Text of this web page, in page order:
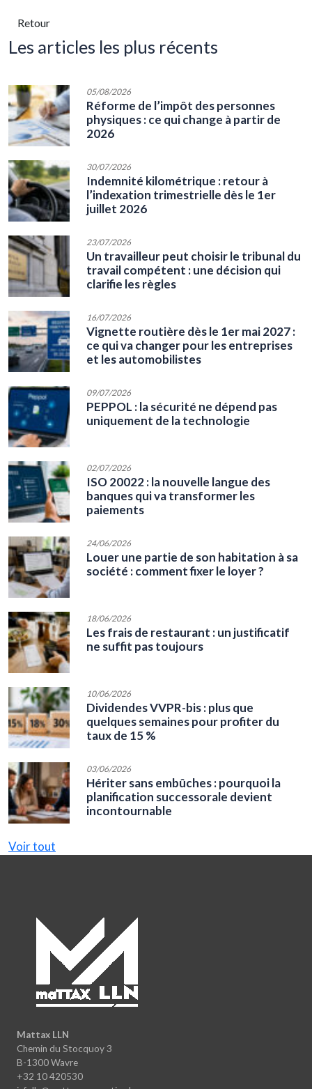
Retour
les articles les plus récents
05/08/2026
Réforme de l’impôt des personnes
physiques : ce qui change à partir de
2026
30/07/2026
Indemnité kilométrique : retour à
l’indexation trimestrielle dès le 1er
juillet 2026
23/07/2026
Un travailleur peut choisir le tribunal du
travail compétent : une décision qui
clarifie les règles
16/07/2026
Vignette routière dès le 1er mai 2027 :
ce qui va changer pour les entreprises
et les automobilistes
09/07/2026
PEPPOL : la sécurité ne dépend pas
uniquement de la technologie
02/07/2026
ISO 20022 : la nouvelle langue des
banques qui va transformer les
paiements
24/06/2026
Louer une partie de son habitation à sa
société : comment fixer le loyer ?
18/06/2026
Les frais de restaurant : un justificatif
ne suffit pas toujours
10/06/2026
Dividendes VVPR-bis : plus que
quelques semaines pour profiter du
taux de 15 %
03/06/2026
Hériter sans embûches : pourquoi la
planification successorale devient
incontournable
Voir tout
Mattax LLN
Chemin du Stocquoy 3
B-1300 Wavre
+32 10 420530